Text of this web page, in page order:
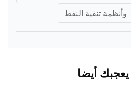
وأنظمة تنقية النفط
يعجبك أيضا